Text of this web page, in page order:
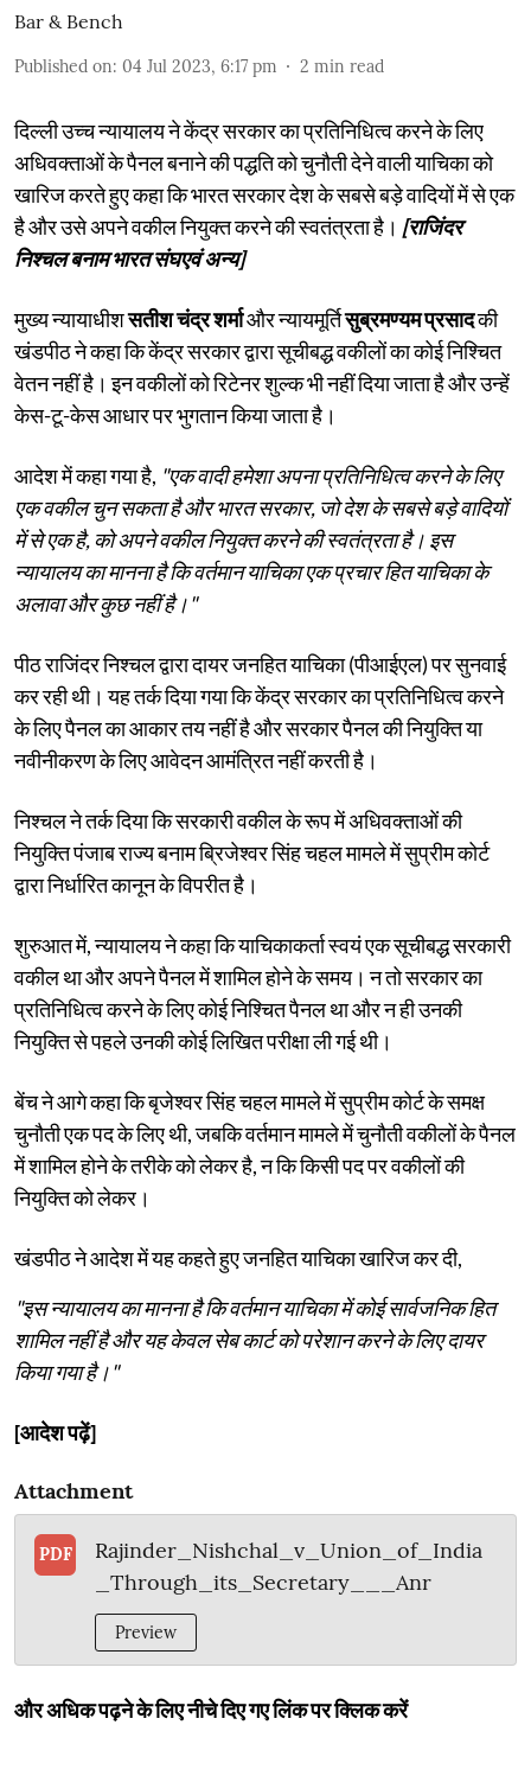
Bar & Bench
Published on: 04 Jul 2023, 6:17 pm 2 min read
दिल्ली उच्च न्यायालय ने केंद्र सरकार का प्रतिनिधित्व करने के लिए
अधिवक्ताओं के पैनल बनाने की पद्धति को चुनौती देने वाली याचिका को
खारिज करते हुए कहा कि भारत सरकार देश के सबसे बड़े वादियों में से एक
है और उसे अपने वकील नियुक्त करने की स्वतंत्रता है। [राजिंदर
निश्चल बनाम भारत संघएवं अन्य]
मुख्य न्यायाधीशसतीश चंद्र शर्माऔर न्यायमूर्तिसुब्रमण्यम प्रसादकी
खंडपीठ ने कहा कि केंद्र सरकार द्वारा सूचीबद्ध वकीलों का कोई निश्चित
वेतन नहीं है। इन वकीलों को रिटेनर शुल्क भी नहीं दिया जाता है और उन्हें
केस-टू-केस आधार पर भुगतान किया जाता है।
आदेश में कहा गया है, "एक वादी हमेशा अपना प्रतिनिधित्व करने के लिए
एक वकील चुन सकता है और भारत सरकार, जो देश के सबसे बड़े वादियों
में से एक है, को अपने वकील नियुक्त करने की स्वतंत्रता है। इस
न्यायालय का मानना है कि वर्तमान याचिका एक प्रचार हित याचिका के
अलावा और कुछ नहीं है।"
पीठ राजिंदर निश्चल द्वारा दायर जनहित याचिका (पीआईएल) पर सुनवाई
कर रही थी। यह तर्क दिया गया कि केंद्र सरकार का प्रतिनिधित्व करने
के लिए पैनल का आकार तय नहीं है और सरकार पैनल की नियुक्ति या
नवीनीकरण के लिए आवेदन आमंत्रित नहीं करती है।
निश्चल ने तर्क दिया कि सरकारी वकील के रूप में अधिवक्ताओं की
नियुक्ति पंजाब राज्य बनाम ब्रिजेश्वर सिंह चहल मामले में सुप्रीम कोर्ट
द्वारा निर्धारित कानून के विपरीत है।
शुरुआत में, न्यायालय ने कहा कि याचिकाकर्ता स्वयं एक सूचीबद्ध सरकारी
वकील था और अपने पैनल में शामिल होने के समय। न तो सरकार का
प्रतिनिधित्व करने के लिए कोई निश्चित पैनल था और न ही उनकी
नियुक्ति से पहले उनकी कोई लिखित परीक्षा ली गई थी।
बेंच ने आगे कहा कि बृजेश्वर सिंह चहल मामले में सुप्रीम कोर्ट के समक्ष
चुनौती एक पद के लिए थी, जबकि वर्तमान मामले में चुनौती वकीलों के पैनल
में शामिल होने के तरीके को लेकर है, न कि किसी पद पर वकीलों की
नियुक्ति को लेकर।
खंडपीठ ने आदेश में यह कहते हुए जनहित याचिका खारिज कर दी,
"इस न्यायालय का मानना है कि वर्तमान याचिका में कोई सार्वजनिक हित
शामिल नहीं है और यह केवल सेब कार्ट को परेशान करने के लिए दायर
किया गया है।"
[आदेश पढ़ें]
Attachment
PDF
Rajinder_Nishchal_v_Union_of_India
_Through_its_Secretary___Anr
Preview
और अधिक पढ़ने के लिए नीचे दिए गए लिंक पर क्लिक करें